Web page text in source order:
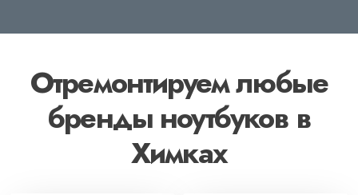
Отремонтируем любые
бренды ноутбуков в
Химках